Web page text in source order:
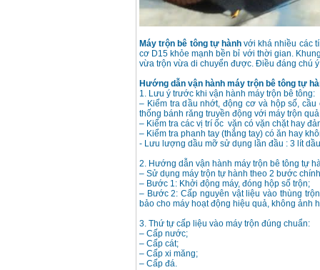
Máy trộn bê tông tự hànhvới khá nhiều các
cơ D15 khỏe mạnh bền bỉ với thời gian.
vừa trộn vừa di chuyển được. Điều đáng chú
Hướng dẫn vận hành máy trộn bê tông tự
1. Lưu ý trước khi vận hành máy trộn bê tông:
– Kiểm tra dầu nhớt, động cơ và hộp số,
thống bánh răng truyền động với máy trộn
– Kiểm tra các vị trí ốc vặn có vặn chặt hay
– Kiểm tra phanh tay (thắng tay) có ăn hay
- Lưu lượng dầu mỡ sử dụng lần đầu : 3 lít
2. Hướng dẫn vận hành máy trộn bê tông tự
– Sử dụng máy trộn tự hành theo 2 bước
– Bước 1: Khởi động máy, đóng hộp số trộn;
– Bước 2: Cấp nguyên vật liệu vào thùng
bảo cho máy hoạt động hiệu quả, không ảnh
3. Thứ tự cấp liệu vào máy trộn đúng chuẩn:
– Cấp nước;
– Cấp cát;
– Cấp xi măng;
– Cấp đá.